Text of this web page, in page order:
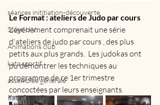
séances inititiation-découverte
Stage U.V.
Animations club
kata sportif
assemblée générale
Kata Sportif
Le Format : ateliers de Judo par cours
L'événement comprenait une série
d'ateliers de judo par cours , des plus
petits aux plus grands.  Les judokas ont
pu démontrer les techniques au
programme de ce 1er trimestre
concoctées par leurs enseignants.